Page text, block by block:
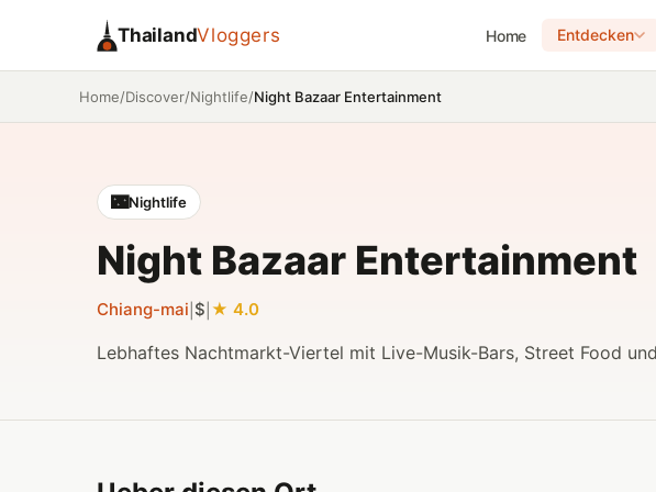
ThailandVloggers Home Entdecken
Home/Discover/Nightlife/Night Bazaar Entertainment
🌃Nightlife
Night Bazaar Entertainment
Chiang-mai $ 4.0
Lebhaftes Nachtmarkt-Viertel mit Live-Musik-Bars, Street Food